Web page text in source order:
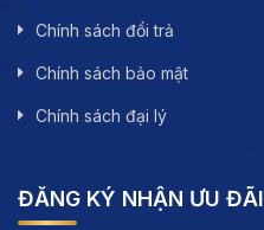
Chính sách đổi trả
Chính sách bảo mật
Chính sách đại lý
ĐĂNG KÝ NHẬN ƯU ĐÃI